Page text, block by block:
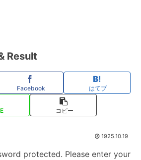
Result
Facebook はてブ
コピー
1925.10.19
protected. Please enter your